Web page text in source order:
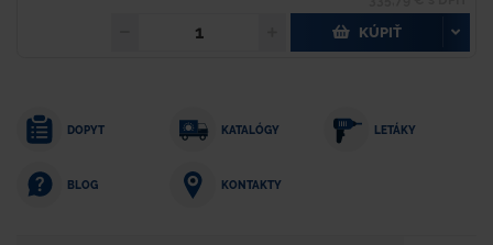
KÚPIŤ
DOPYT KATALÓGY LETÁKY
BLOG KONTAKTY